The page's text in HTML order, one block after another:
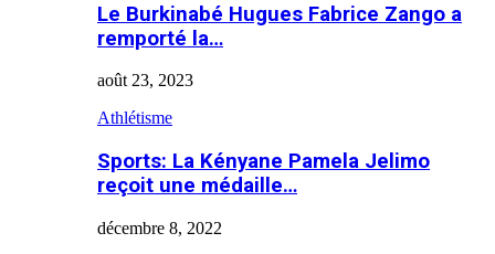
Le Burkinabé Hugues Fabrice Zango a
remporté la…
août 23, 2023
Athlétisme
Sports: La Kényane Pamela Jelimo
reçoit une médaille…
décembre 8, 2022